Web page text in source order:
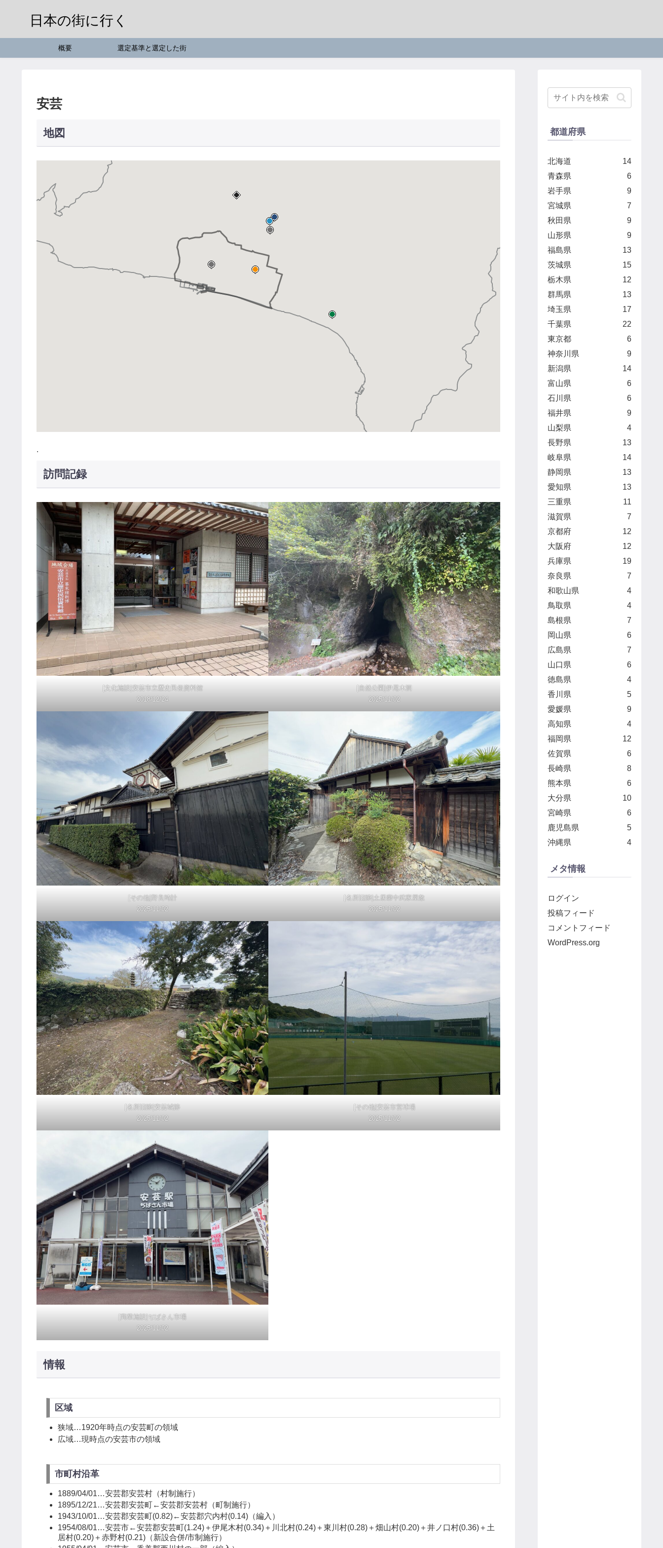
日本の街に行く
概要 選定基準と選定した街
安芸
地図
.
訪問記録
[文化施設]安芸市立歴史民俗資料館
2018/12/24
[自然公園]伊尾木洞
2025/11/02
[その他]野良時計
2025/11/02
[名所旧跡]土居廓中武家屋敷
2025/11/02
[名所旧跡]安芸城跡
2025/11/02
[その他]安芸市営球場
2025/11/02
[商業施設]ぢばさん市場
2025/11/02
情報
区域
狭域…1920年時点の安芸町の領域
広域…現時点の安芸市の領域
市町村沿革
1889/04/01…安芸郡安芸村（村制施行）
1895/12/21…安芸郡安芸町←安芸郡安芸村（町制施行）
1943/10/01…安芸郡安芸町(0.82)←安芸郡穴内村(0.14)（編入）
1954/08/01…安芸市←安芸郡安芸町(1.24)＋伊尾木村(0.34)＋川北村(0.24)＋東川村(0.28)＋畑山村(0.20)＋井ノ口村(0.36)＋土
居村(0.20)＋赤野村(0.21)（新設合併/市制施行）
都道府県
北海道
14
青森県
6
岩手県
9
宮城県
7
秋田県
9
山形県
9
福島県
13
茨城県
15
栃木県
12
群馬県
13
埼玉県
17
千葉県
22
東京都
6
神奈川県
9
新潟県
14
富山県
6
石川県
6
福井県
9
山梨県
4
長野県
13
岐阜県
14
静岡県
13
愛知県
13
三重県
11
滋賀県
7
京都府
12
大阪府
12
兵庫県
19
奈良県
7
和歌山県
4
鳥取県
4
島根県
7
岡山県
6
広島県
7
山口県
6
徳島県
4
香川県
5
愛媛県
9
高知県
4
福岡県
12
佐賀県
6
長崎県
8
熊本県
6
大分県
10
宮崎県
6
鹿児島県
5
沖縄県
4
メタ情報
ログイン
投稿フィード
コメントフィード
WordPress.org